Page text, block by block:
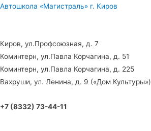
Автошкола «Магистраль» г. Киров
Киров, ул.Профсоюзная, д. 7
Коминтерн, ул.Павла Корчагина, д. 51
Коминтерн, ул.Павла Корчагина, д. 225
Вахруши, ул. Ленина, д. 9 («Дом Культуры»)
+7 (8332) 73-44-11